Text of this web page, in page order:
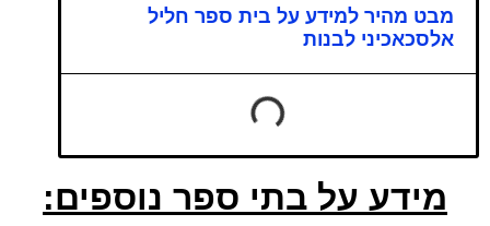
מבט מהיר למידע על בית ספר חליל
אלסכאכיני לבנות
מידע על בתי ספר נוספים: